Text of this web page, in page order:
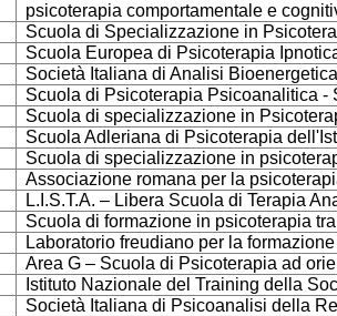
psicoterapia comportamentale e
Scuola di Specializzazione in
Scuola Europea di Psicoterapia
Società Italiana di Analisi
Scuola di Psicoterapia Psicoanalitica -
Scuola di specializzazione in
Scuola Adleriana di Psicoterapia
Scuola di specializzazione in
Associazione romana per la
L.I.S.T.A. – Libera Scuola di Terapia
Scuola di formazione in psicoterapia
Laboratorio freudiano per la
Area G – Scuola di Psicoterapia ad
Istituto Nazionale del Training della
Società Italiana di Psicoanalisi della